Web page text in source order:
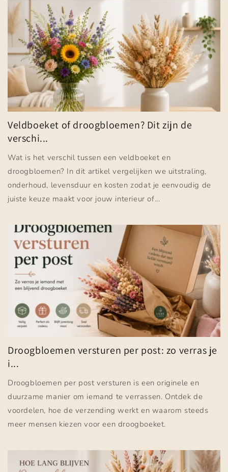
Veldboeket of droogbloemen? Dit zijn de
verschi...
Wat is het verschil tussen een veldboeket en
droogbloemen? In dit artikel vergelijken we uitstraling,
onderhoud, levensduur en kosten zodat je eenvoudig de
juiste keuze maakt voor jouw interieur of...
Droogbloemen versturen per post: zo verras je
i...
Droogbloemen per post versturen is een originele en
duurzame manier om iemand te verrassen. Ontdek de
voordelen, hoe de verzending werkt en waarom steeds
meer mensen kiezen voor een droogboeket.